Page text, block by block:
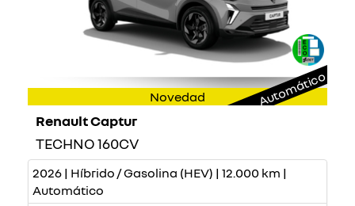
Novedad Automático
Renault Captur
TECHNO 160CV
2026 | Híbrido / Gasolina (HEV) | 12.000 km |
Automático